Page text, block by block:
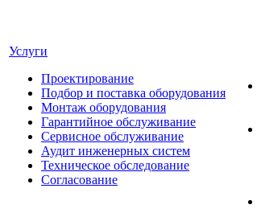
Услуги
Проектирование
Подбор и поставка оборудования
Монтаж оборудования
Гарантийное обслуживание
Сервисное обслуживание
Аудит инженерных систем
Техническое обследование
Согласование